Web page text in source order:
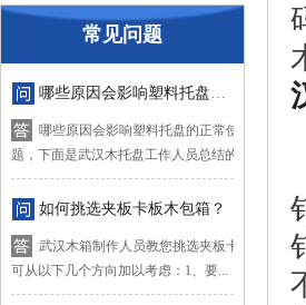
常见问题
哪些原因会影响塑料托盘的正常使用？
哪些原因会影响塑料托盘的正常使用？对于
题，下面是武汉木托盘工作人员总结的四...
如何挑选夹板卡板木包箱？
武汉木箱制作人员教您挑选夹板卡板木箱，
可从以下几个方向加以考虑：1、要...